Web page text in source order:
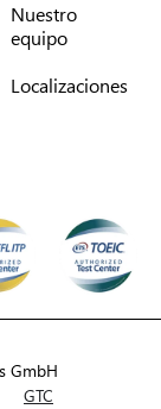
Nuestro
equipo
Localizaciones
GmbH
GTC